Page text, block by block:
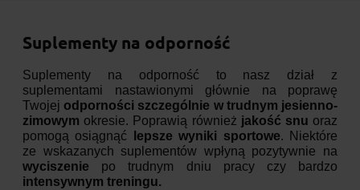
Suplementy na odporność
Suplementy na odporność to nasz dział z
suplementami nastawionymi głównie na poprawę
Twojej odporności szczególnie w trudnym jesienno-
zimowym okresie. Poprawią również jakość snu oraz
pomogą osiągnąć lepsze wyniki sportowe. Niektóre
ze wskazanych suplementów wpłyną pozytywnie na
wyciszenie po trudnym dniu pracy czy bardzo
intensywnym treningu.